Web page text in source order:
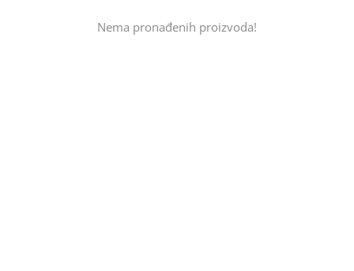
Nema pronađenih proizvoda!